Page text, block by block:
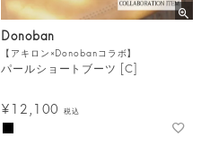
Donoban
【アキロン×Donobanコラボ】
パールショートブーツ [C]
¥12,100 税込